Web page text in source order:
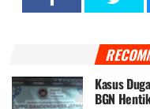
Kasus
BGN